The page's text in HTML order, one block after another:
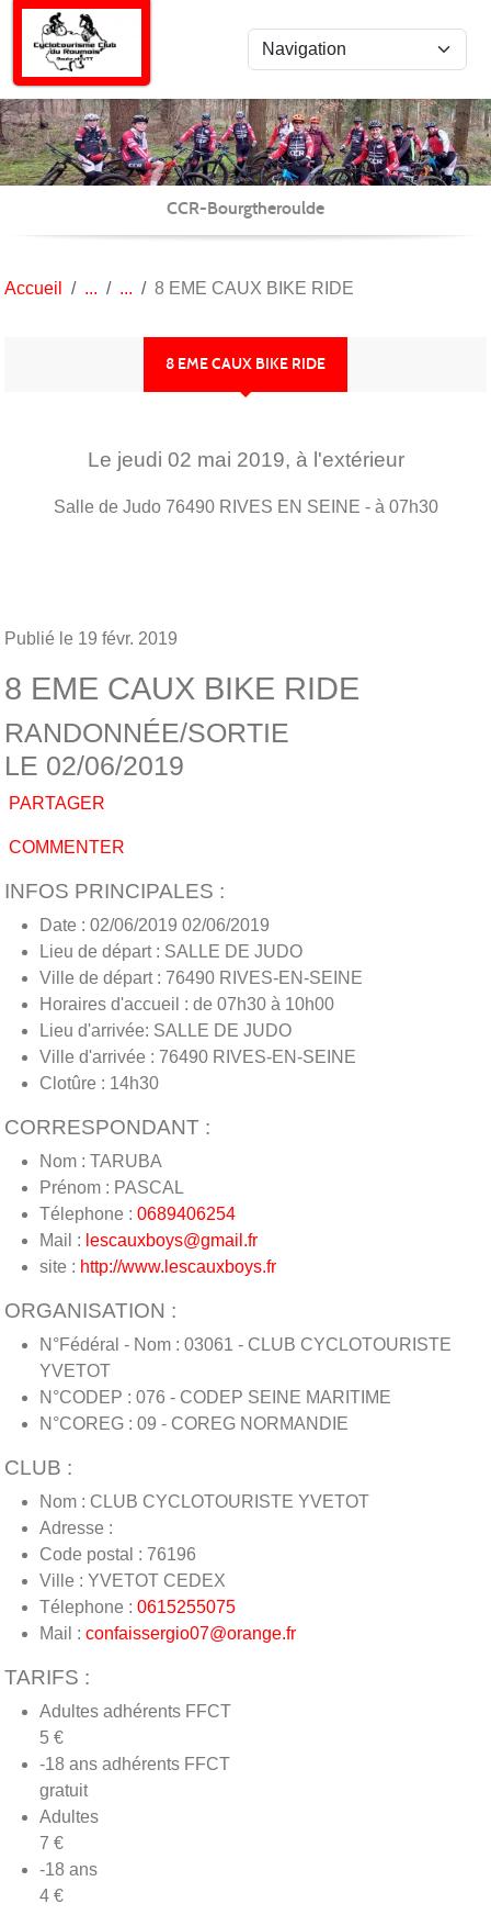
CCR-Bourgtheroulde
Accueil 8 EME CAUX BIKE RIDE
8 EME CAUX BIKE RIDE
Le jeudi 02 mai 2019, à l'extérieur
Salle de Judo 76490 RIVES EN SEINE - à 07h30
Publié le 19 févr. 2019
8 EME CAUX BIKE RIDE
RANDONNÉE/SORTIE
LE 02/06/2019
PARTAGER
COMMENTER
INFOS PRINCIPALES :
Date : 02/06/2019 02/06/2019
Lieu de départ : SALLE DE JUDO
Ville de départ : 76490 RIVES-EN-SEINE
Horaires d'accueil : de 07h30 à 10h00
Lieu d'arrivée: SALLE DE JUDO
Ville d'arrivée : 76490 RIVES-EN-SEINE
Clotûre : 14h30
CORRESPONDANT :
Nom : TARUBA
Prénom : PASCAL
Télephone : 0689406254
Mail : lescauxboys@gmail.fr
site : http://www.lescauxboys.fr
ORGANISATION :
N°Fédéral - Nom : 03061 - CLUB CYCLOTOURISTE
YVETOT
N°CODEP : 076 - CODEP SEINE MARITIME
N°COREG : 09 - COREG NORMANDIE
CLUB :
Nom : CLUB CYCLOTOURISTE YVETOT
Adresse :
Code postal : 76196
Ville : YVETOT CEDEX
Télephone : 0615255075
Mail : confaissergio07@orange.fr
TARIFS :
Adultes adhérents FFCT
5 €
-18 ans adhérents FFCT
gratuit
Adultes
7 €
-18 ans
4 €
Panneau de gestion des cookies